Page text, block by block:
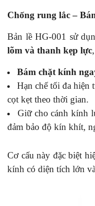
Chống rung lắc –
Bản lề HG-001 sử
lõm và thanh kẹp lực
Bám chặt kính
Hạn chế tối đa hiện
cọt kẹt theo thời gian.
Giữ cho cánh kính
đảm bảo độ kín khít,
Cơ cấu này đặc biệt
kính có diện tích lớn